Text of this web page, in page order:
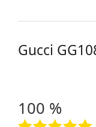
Gucci
100 %